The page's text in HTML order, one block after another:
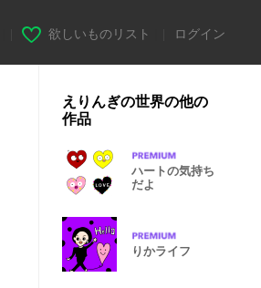
欲しいものリスト ログイン
えりんぎの世界の他の
作品
ハートの気持ち
だよ
りかライフ